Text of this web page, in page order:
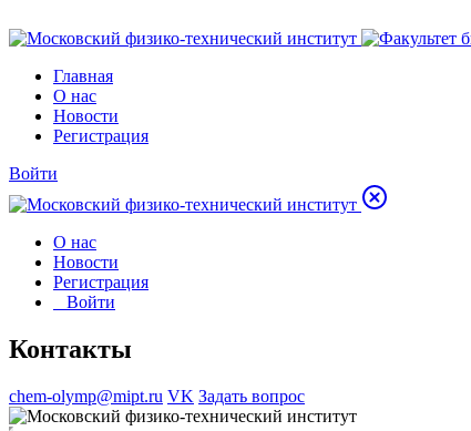
Главная
О нас
Новости
Регистрация
Войти
О нас
Новости
Регистрация
Войти
Контакты
chem-olymp@mipt.ru VK Задать вопрос